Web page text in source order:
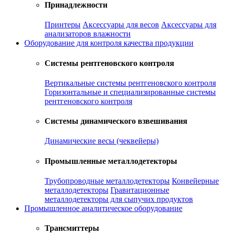
Принадлежности
Принтеры Аксессуары для весов Аксессуары для
анализаторов влажности
Оборудование для контроля качества продукции
Системы рентгеновского контроля
Вертикальные системы рентгеновского контроля
Горизонтальные и специализированные системы
рентгеновского контроля
Системы динамического взвешивания
Динамические весы (чеквейеры)
Промышленные металлодетекторы
Трубопроводные металлодетекторы Конвейерные
металлодетекторы Гравитационные
металлодетекторы для сыпучих продуктов
Промышленное аналитическое оборудование
Трансмиттеры